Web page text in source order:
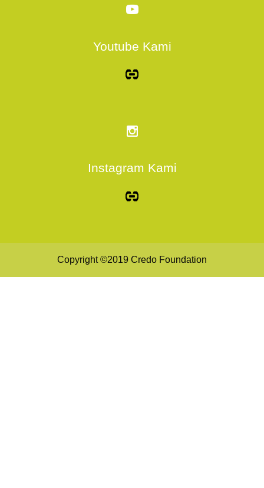
Youtube Kami
Instagram Kami
Copyright ©2019 Credo Foundation